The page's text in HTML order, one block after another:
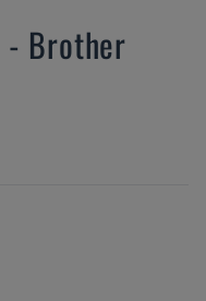
- Brother